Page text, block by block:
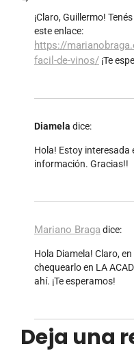
¡Claro, Guillermo!
este enlace:
https://
facil-de-vinos/ ¡Te
Diamela dice:
Hola! Estoy interesada
información. Gracias!!
Mariano Braga dice:
Hola Diamela! Claro,
chequearlo en LA
ahí. ¡Te esperamos!
Deja una